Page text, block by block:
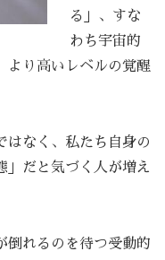
る」、すな
わち宇宙的
より高いレベルの覚醒
はなく、私たち自身の
」だと気づく人が増え
倒れるのを待つ受動的